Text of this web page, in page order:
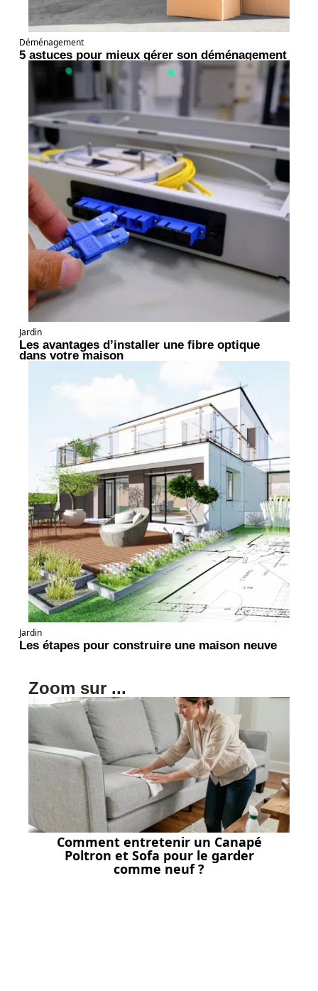
Déménagement
5 astuces pour mieux gérer son déménagement
Jardin
Les avantages d’installer une fibre optique
dans votre maison
Jardin
Les étapes pour construire une maison neuve
Zoom sur ...
Comment entretenir un Canapé
Poltron et Sofa pour le garder
comme neuf ?